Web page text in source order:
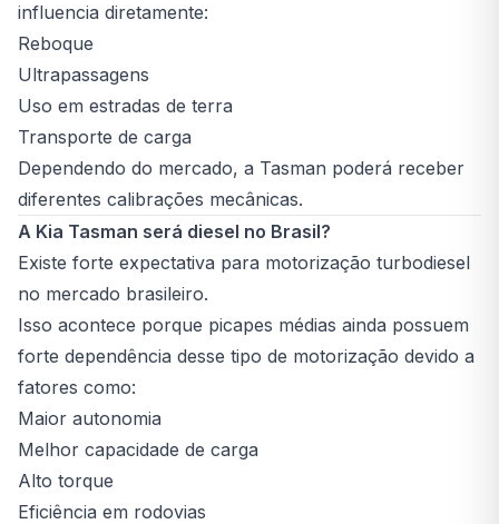
influencia diretamente:
Reboque
Ultrapassagens
Uso em estradas de terra
Transporte de carga
Dependendo do mercado, a Tasman poderá receber
diferentes calibrações mecânicas.
A Kia Tasman será diesel no Brasil?
Existe forte expectativa para motorização turbodiesel
no mercado brasileiro.
Isso acontece porque picapes médias ainda possuem
forte dependência desse tipo de motorização devido a
fatores como:
Maior autonomia
Melhor capacidade de carga
Alto torque
Eficiência em rodovias